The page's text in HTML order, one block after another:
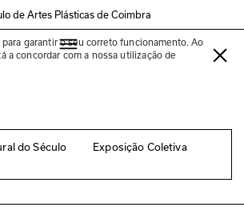
de Artes Plásticas de Coimbra
garantir o seu correto funcionamento. Ao
a concordar com a nossa utilização de
do Século
Exposição Coletiva